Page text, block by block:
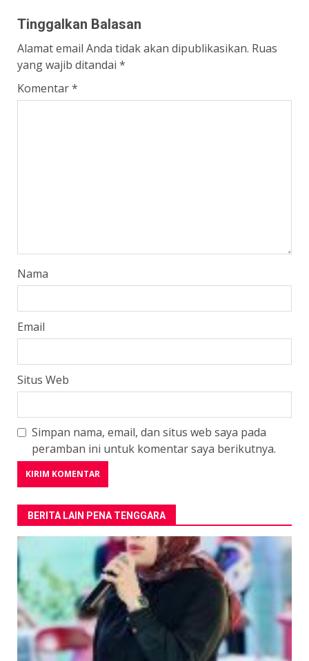
Tinggalkan Balasan
Alamat email Anda tidak akan dipublikasikan. Ruas
yang wajib ditandai *
Komentar*
Nama
Email
Situs Web
Simpan nama, email, dan situs web saya pada
peramban ini untuk komentar saya berikutnya.
BERITA LAIN PENA TENGGARA